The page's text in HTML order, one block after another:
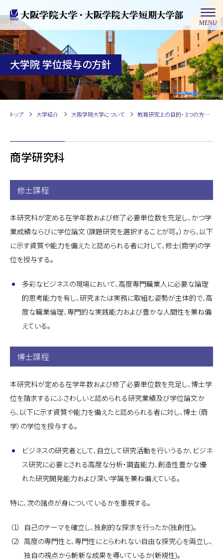
MENU
大学院 学位授与の方針
トップ 大学紹介 大阪学院大学について 教育研究上の目的・３つの方針など
商学研究科
修士課程
本研究科が定める在学年数および修了必要単位数を充足し、かつ学
業成績ならびに学位論文（課題研究を選択することが可。）から、以下
に示す資質や能力を備えたと認められる者に対して、修士(商学)の学
位を授与する。
多彩なビジネスの現場において、高度専門職業人に必要な論理
的思考能力を有し、研究または実務に取組む姿勢が主体的で、高
度な職業倫理、専門的な実践能力および豊かな人間性を兼ね備
えている。
博士課程
本研究科が定める在学年数および修了必要単位数を充足し、博士学
位を請求するにふさわしいと認められる研究業績及び学位論文か
ら、以下に示す資質や能力を備えたと認められる者に対し、博士（商
学）の学位を授与する。
ビジネスの研究者として、自立して研究活動を行いうるか、ビジネ
ス研究に必要とされる高度な分析・調査能力、創造性豊かな優
れた研究開発能力および深い学識を兼ね備えている。
特に、次の諸点が身についているかを重視する。
自己のテーマを確立し、独創的な探求を行ったか(独創性)。
高度の専門性と、専門性にとらわれない自由な探究心を両立し、
独自の視点から斬新な成果を導いているか(新規性)。